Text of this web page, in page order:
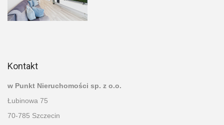
Kontakt
w Punkt Nieruchomości sp. z o.o.
Łubinowa 75
70-785 Szczecin